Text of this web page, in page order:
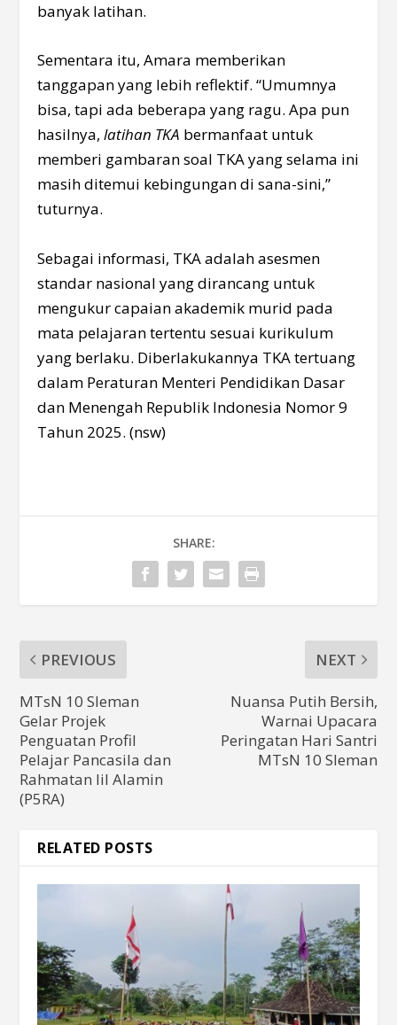
banyak latihan.
Sementara itu, Amara memberikan
tanggapan yang lebih reflektif. “Umumnya
bisa, tapi ada beberapa yang ragu. Apa pun
hasilnya,latihan TKA bermanfaat untuk
memberi gambaran soal TKA yang selama ini
masih ditemui kebingungan di sana-sini,”
tuturnya.
Sebagai informasi, TKA adalah asesmen
standar nasional yang dirancang untuk
mengukur capaian akademik murid pada
mata pelajaran tertentu sesuai kurikulum
yang berlaku. Diberlakukannya TKA tertuang
dalam Peraturan Menteri Pendidikan Dasar
dan Menengah Republik Indonesia Nomor 9
Tahun 2025. (nsw)
SHARE:
PREVIOUS
MTsN 10 Sleman
Gelar Projek
Penguatan Profil
Pelajar Pancasila dan
Rahmatan lil Alamin
(P5RA)
NEXT
Nuansa Putih Bersih,
Warnai Upacara
Peringatan Hari Santri
MTsN 10 Sleman
RELATED POSTS